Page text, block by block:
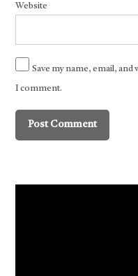
Website
Save my name, email,
I comment.